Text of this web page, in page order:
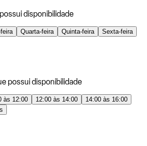
disponibilidade
Quarta-feira Quinta-feira
Sexta-feira
possui disponibilidade
às 12:00 12:00 às 14:00
14:00 às 16:00